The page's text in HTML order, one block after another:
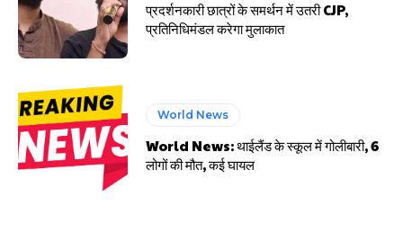
प्रदर्शनकारी छात्रों के समर्थन में उतरी CJP,
प्रतिनिधिमंडल करेगा मुलाकात
World News
World News: थाईलैंड के स्कूल में गोलीबारी, 6
लोगों की मौत, कई घायल